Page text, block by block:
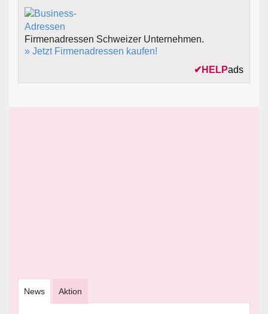
Firmenadressen Schweizer Unternehmen.
» Jetzt Firmenadressen kaufen!
✔ HELPads
News Aktion